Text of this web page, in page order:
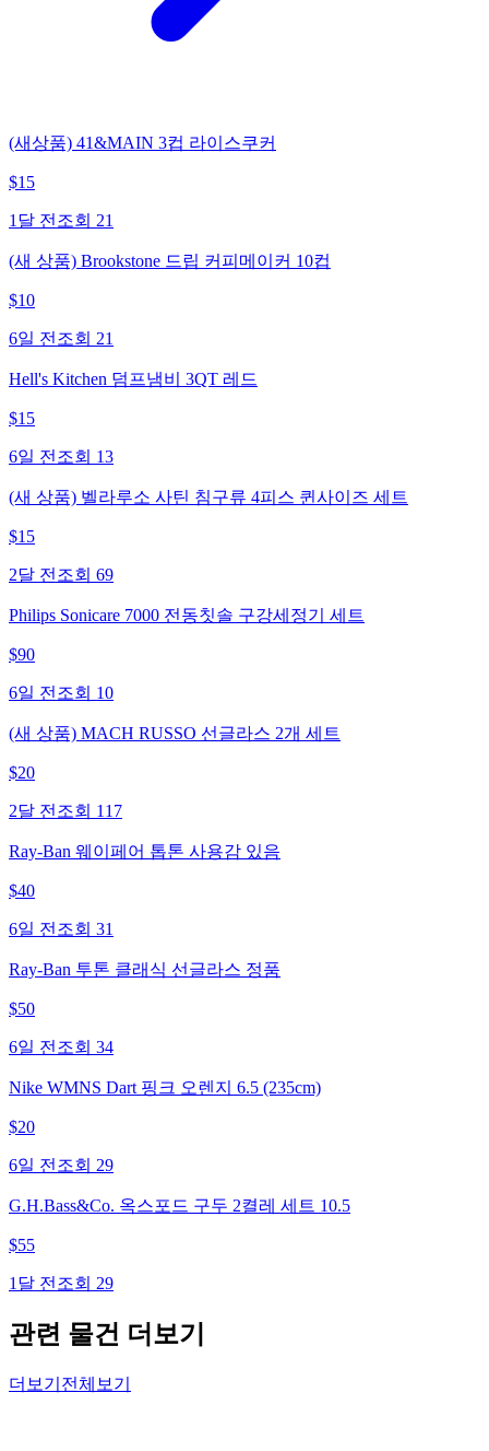
(새상품) 41&MAIN 3컵 라이스쿠커
$15
1달 전 조회 21
(새 상품) Brookstone 드립 커피메이커 10컵
$10
6일 전 조회 21
Hell's Kitchen 덤프냄비 3QT 레드
$15
6일 전 조회 13
(새 상품) 벨라루소 사틴 침구류 4피스 퀸사이즈 세트
$15
2달 전 조회 69
Philips Sonicare 7000 전동칫솔 구강세정기 세트
$90
6일 전 조회 10
(새 상품) MACH RUSSO 선글라스 2개 세트
$20
2달 전 조회 117
Ray-Ban 웨이페어 톱톤 사용감 있음
$40
6일 전 조회 31
Ray-Ban 투톤 클래식 선글라스 정품
$50
6일 전 조회 34
Nike WMNS Dart 핑크 오렌지 6.5 (235cm)
$20
6일 전 조회 29
G.H.Bass&Co. 옥스포드 구두 2켤레 세트 10.5
$55
1달 전 조회 29
관련 물건 더보기
더보기 전체보기